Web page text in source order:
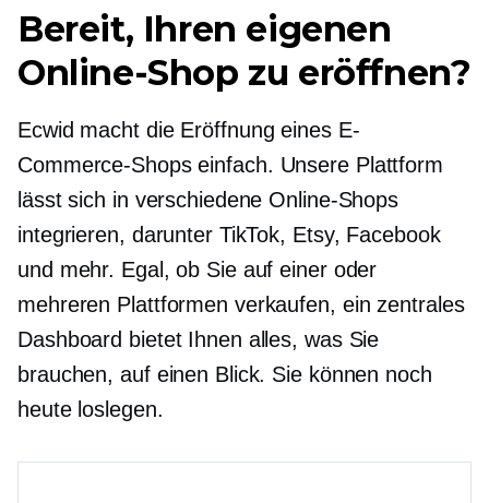
Bereit, Ihren eigenen
Online-Shop zu eröffnen?
Ecwid macht die Eröffnung eines E-
Commerce-Shops einfach. Unsere Plattform
lässt sich in verschiedene Online-Shops
integrieren, darunter TikTok, Etsy, Facebook
und mehr. Egal, ob Sie auf einer oder
mehreren Plattformen verkaufen, ein zentrales
Dashboard bietet Ihnen alles, was Sie
brauchen, auf einen Blick. Sie können noch
heute loslegen.